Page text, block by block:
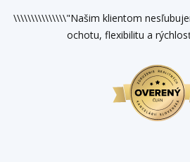
\\\\\\\\\\\\\\\"Našim klientom
ochotu, flexibilitu a